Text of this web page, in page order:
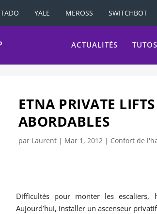
TADO YALE MEROSS SWITCHBOT
ACTUALITÉS TUTOS
ETNA PRIVATE
ABORDABLES
par Laurent| Mar 1, 2012| Confort de
Difficultés pour monter les
Aujourd’hui, installer un ascenseur